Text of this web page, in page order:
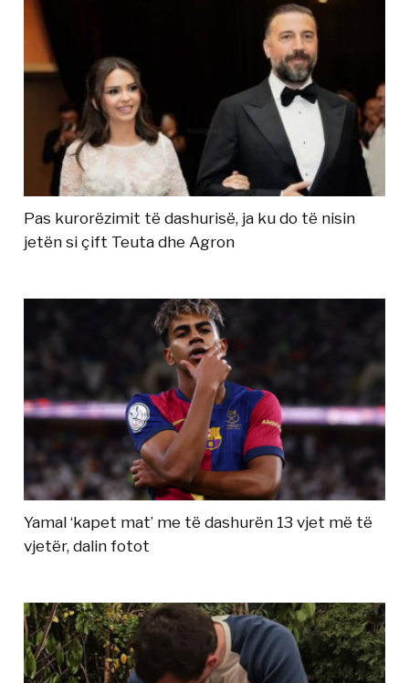
Pas kurorëzimit të dashurisë, ja ku do të nisin
jetën si çift Teuta dhe Agron
Yamal ‘kapet mat’ me të dashurën 13 vjet më të
vjetër, dalin fotot